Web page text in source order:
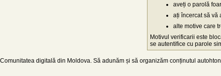
aveți o parolă
ați încercat să vă
alte motive care
Motivul verificarii este
se autentifice cu parole
Comunitatea digitală din Moldova. Să adunăm și să organizăm conținutul